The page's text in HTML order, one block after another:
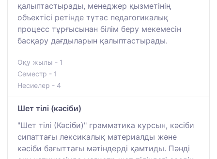
қалыптастырады, менеджер қызметінің
объектісі ретінде тұтас педагогикалық
процесс тұрғысынан білім беру мекемесін
басқару дағдыларын қалыптастырады.
Оқу жылы - 1
Семестр - 1
Несиелер - 4
Шет тілі (кәсіби)
"Шет тілі (Кәсіби)" грамматика курсын, кәсіби
сипаттағы лексикалық материалды және
кәсіби бағыттағы мәтіндерді қамтиды. Пәнді